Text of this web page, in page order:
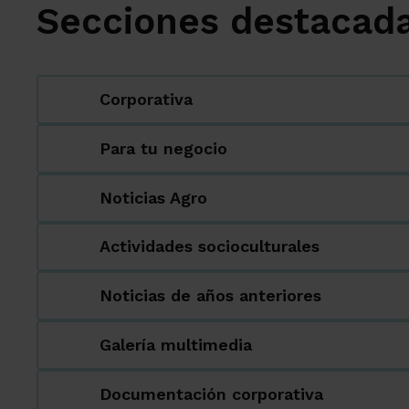
Secciones
Corporativa
Para tu negocio
Noticias Agro
Actividades socioculturales
Noticias de años anteriores
Galería multimedia
Documentación corporativa